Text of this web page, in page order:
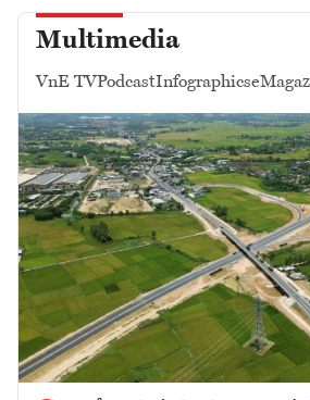
Multimedia
VnE TVPodcastInfographics